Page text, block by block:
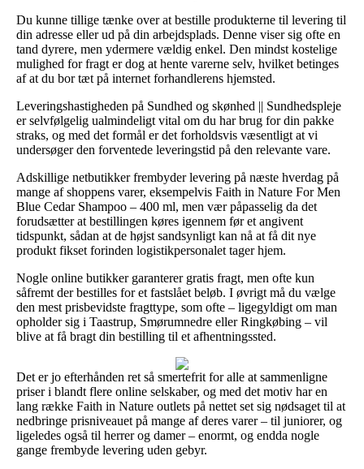
Du kunne tillige tænke over at bestille produkterne til levering til
din adresse eller ud på din arbejdsplads. Denne viser sig ofte en
tand dyrere, men ydermere vældig enkel. Den mindst kostelige
mulighed for fragt er dog at hente varerne selv, hvilket betinges
af at du bor tæt på internet forhandlerens hjemsted.
Leveringshastigheden på Sundhed og skønhed || Sundhedspleje
er selvfølgelig ualmindeligt vital om du har brug for din pakke
straks, og med det formål er det forholdsvis væsentligt at vi
undersøger den forventede leveringstid på den relevante vare.
Adskillige netbutikker frembyder levering på næste hverdag på
mange af shoppens varer, eksempelvis Faith in Nature For Men
Blue Cedar Shampoo – 400 ml, men vær påpasselig da det
forudsætter at bestillingen køres igennem før et angivent
tidspunkt, sådan at de højst sandsynligt kan nå at få dit nye
produkt fikset forinden logistikpersonalet tager hjem.
Nogle online butikker garanterer gratis fragt, men ofte kun
såfremt der bestilles for et fastslået beløb. I øvrigt må du vælge
den mest prisbevidste fragttype, som ofte – ligegyldigt om man
opholder sig i Taastrup, Smørumnedre eller Ringkøbing – vil
blive at få bragt din bestilling til et afhentningssted.
Det er jo efterhånden ret så smertefrit for alle at sammenligne
priser i blandt flere online selskaber, og med det motiv har en
lang række Faith in Nature outlets på nettet set sig nødsaget til at
nedbringe prisniveauet på mange af deres varer – til juniorer, og
ligeledes også til herrer og damer – enormt, og endda nogle
gange frembyde levering uden gebyr.